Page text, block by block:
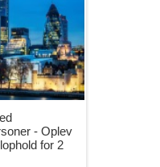
- Oplev
for 2